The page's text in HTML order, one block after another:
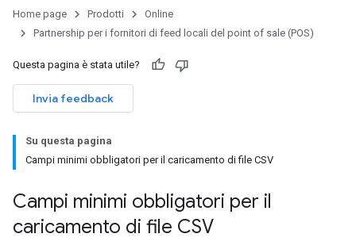
Home page Prodotti
Online
Partnership per i fornitori di feed locali del point of sale (POS)
Questa pagina è stata utile?
Invia feedback
Su questa pagina
Campi minimi obbligatori per il caricamento di file CSV
Campi minimi obbligatori per il
caricamento di file CSV